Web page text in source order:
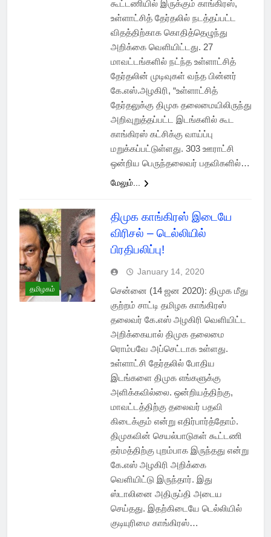
கூட்டணியில் இருக்கும் காங்கிரஸ்,
உள்ளாட்சித் தேர்தலில் நடத்தப்பட்ட
விதத்திற்காக கொதித்தெழுந்து
அறிக்கை வெளியிட்டது. 27
மாவட்டங்களில் நட்ந்த உள்ளாட்சித்
தேர்தலின் முடிவுகள் வந்த பின்னர்
கே.எஸ்.அழகிரி, “உள்ளாட்சித்
தேர்தலுக்கு திமுக தலைமையிலிருந்து
அறிவுறுத்தப்பட்ட இடங்களில் கூட
காங்கிரஸ் கட்சிக்கு வாய்ப்பு
மறுக்கப்பட்டுள்ளது. 303 ஊராட்சி
ஒன்றிய பெருந்தலைவர் பதவிகளில்…
மேலும்...
தமிழகம்
திமுக காங்கிரஸ் இடையே
விரிசல் – டெல்லியில்
பிரதிபலிப்பு!
January 14, 2020
சென்னை (14 ஜன 2020): திமுக மீது
குற்றம் சாட்டி தமிழக காங்கிரஸ்
தலைவர் கே.எஸ் அழகிரி வெளியிட்ட
அறிக்கையால் திமுக தலைமை
ரொம்பவே அப்செட்டாக உள்ளது.
உள்ளாட்சி தேர்தலில் போதிய
இடங்களை திமுக எங்களுக்கு
அளிக்கவில்லை. ஒன்றியத்திற்கு,
மாவட்டத்திற்கு தலைவர் பதவி
கிடைக்கும் என்று எதிர்பார்த்தோம்.
திமுகவின் செயல்பாடுகள் கூட்டணி
தர்மத்திற்கு புறம்பாக இருந்தது என்று
கே.எஸ் அழகிரி அறிக்கை
வெளியிட்டு இருந்தார். இது
ஸ்டாலினை அதிருப்தி அடைய
செய்தது. இதற்கிடையே டெல்லியில்
குடியுரிமை காங்கிரஸ்…